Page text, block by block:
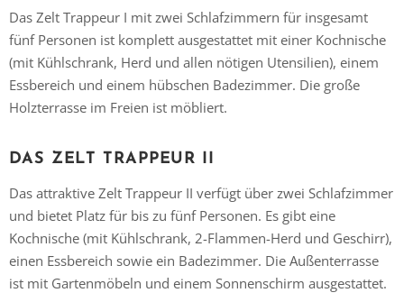
Das Zelt Trappeur I mit zwei Schlafzimmern für insgesamt
fünf Personen ist komplett ausgestattet mit einer Kochnische
(mit Kühlschrank, Herd und allen nötigen Utensilien), einem
Essbereich und einem hübschen Badezimmer. Die große
Holzterrasse im Freien ist möbliert.
DAS ZELT TRAPPEUR II
Das attraktive Zelt Trappeur II verfügt über zwei Schlafzimmer
und bietet Platz für bis zu fünf Personen. Es gibt eine
Kochnische (mit Kühlschrank, 2-Flammen-Herd und Geschirr),
einen Essbereich sowie ein Badezimmer. Die Außenterrasse
ist mit Gartenmöbeln und einem Sonnenschirm ausgestattet.